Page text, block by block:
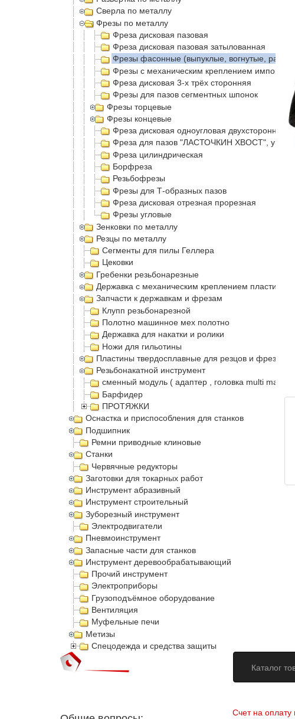
Сверла по металлу
Фрезы по металлу
Фреза дисковая пазовая
Фреза дисковая пазовая затылованная
Фрезы фасонные (выпуклые, вогнутые,
Фрезы с механическим креплением импорт
Фреза дисковая 3-х трёх сторонняя
Фрезы для пазов сегментных шпонок
Фрезы торцевые
Фрезы концевые
Фреза дисковая одноугловая двухсторонняя
Фреза для пазов "ЛАСТОЧКИН ХВОСТ",
Фреза цилиндрическая
Борфреза
Резьбофрезы
Фрезы для Т-образных пазов
Фреза дисковая отрезная прорезная
Фрезы угловые
Зенковки по металлу
Резцы по металлу
Сегменты для пилы Геллера
Цековки
Гребенки резьбонарезные
Державка с механическим креплением пластин
Запчасти к державкам и фрезам
Клупп резьбонарезной
Полотно машинное мех полотно
Державка для накатки и ролики
Ножи для гильотины
Пластины твердосплавные для резцов и фрез
Резьбонакатной инструмент
сменный модуль ( адаптер , головка multi master )
Барфидер
ПРОТЯЖКИ
Оснастка и приспособления для станков
Подшипник
Ремни приводные клиновые
Станки
Червячные редукторы
Заготовки для токарных работ
Инструмент абразивный
Инструмент строительный
Зуборезный инструмент
Электродвигатели
Пневмоинструмент
Запасные части для станков
Инструмент деревообрабатывающий
Прочий инструмент
Электроприборы
Грузоподъёмное оборудование
Вентиляция
Муфельные печи
Метизы
Спецодежда и средства защиты
Каталог
Счет на оплату